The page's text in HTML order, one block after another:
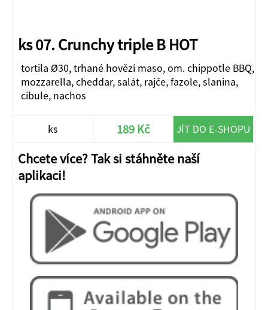
ks 07. Crunchy triple B HOT
tortila Ø30, trhané hovězí maso, om. chippotle BBQ,
mozzarella, cheddar, salát, rajče, fazole, slanina,
cibule, nachos
ks 189 Kč JÍT DO E-SHOPU
Chcete více? Tak si stáhněte naší
aplikaci!